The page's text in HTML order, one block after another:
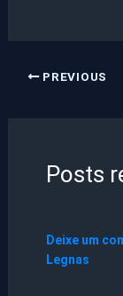
PREVIOUS
Posts
Deixe um
Legnas